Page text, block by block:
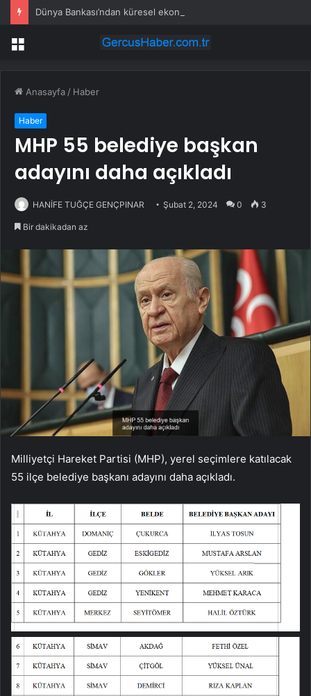
Dünya Bankası’ndan küresel ekonomik kriz uyarısı
Menü
Anasayfa / Haber
Haber
MHP 55 belediye başkan
adayını daha açıkladı
HANİFE TUĞÇE GENÇPINAR Şubat 2, 2024 0 3
Bir dakikadan az
Milliyetçi Hareket Partisi (MHP), yerel seçimlere katılacak
55 ilçe belediye başkanı adayını daha açıkladı.